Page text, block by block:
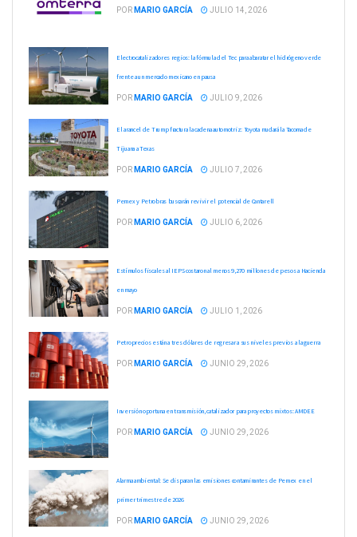
POR MARIO GARCÍA JULIO 14, 2026
Electrocatalizadores regios: la fórmula del Tec para abaratar el hidrógeno verde
frente a un mercado mexicano en pausa
POR MARIO GARCÍA JULIO 9, 2026
El arancel de Trump fractura la cadena automotriz: Toyota mudará la Tacoma de
Tijuana a Texas
POR MARIO GARCÍA JULIO 7, 2026
Pemex y Petrobras buscarán revivir el potencial de Cantarell
POR MARIO GARCÍA JULIO 6, 2026
Estímulos fiscales al IEPS costaron al menos 9,270 millones de pesos a Hacienda
en mayo
POR MARIO GARCÍA JULIO 1, 2026
Petroprecios están a tres dólares de regresar a sus niveles previos a la guerra
POR MARIO GARCÍA JUNIO 29, 2026
Inversión oportuna en transmisión, catalizador para proyectos mixtos: AMDEE
POR MARIO GARCÍA JUNIO 29, 2026
Alarma ambiental: Se disparan las emisiones contaminantes de Pemex en el
primer trimestre de 2026
POR MARIO GARCÍA JUNIO 29, 2026